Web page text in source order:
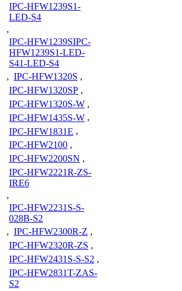
IPC-HFW1239S1-
LED-S4
,
IPC-HFW1239SIPC-
HFW1239S1-LED-
S41-LED-S4
, IPC-HFW1320S ,
IPC-HFW1320SP ,
IPC-HFW1320S-W ,
IPC-HFW1435S-W ,
IPC-HFW1831E ,
IPC-HFW2100 ,
IPC-HFW2200SN ,
IPC-HFW2221R-ZS-
IRE6
,
IPC-HFW2231S-S-
028B-S2
, IPC-HFW2300R-Z ,
IPC-HFW2320R-ZS ,
IPC-HFW2431S-S-S2 ,
IPC-HFW2831T-ZAS-
S2